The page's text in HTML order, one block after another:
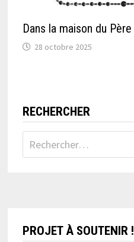
Dans la maison du Père
28 octobre 2025
RECHERCHER
Rechercher :
PROJET À SOUTENIR !